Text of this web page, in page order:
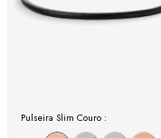
Pulseira Slim Couro :